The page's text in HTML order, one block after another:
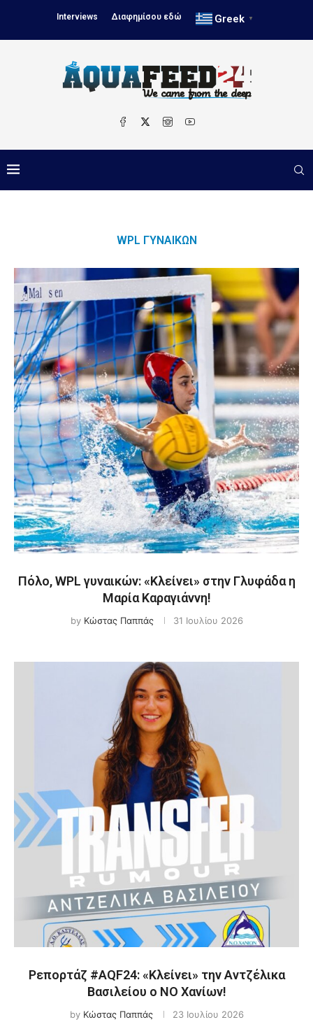
Interviews Διαφημίσου εδώ Greek ▼
WPL ΓΥΝΑΙΚΏΝ
Πόλο, WPL γυναικών: «Κλείνει» στην Γλυφάδα η
Μαρία Καραγιάννη!
by Κώστας Παππάς 31 Ιουλίου 2026
Ρεπορτάζ #AQF24: «Κλείνει» την Αντζέλικα
Βασιλείου ο ΝΟ Χανίων!
by Κώστας Παππάς 23 Ιουλίου 2026